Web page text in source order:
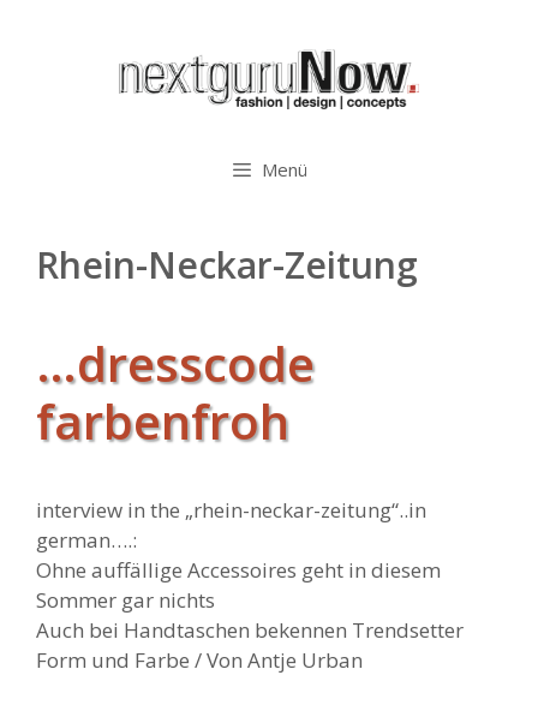
Menü
Rhein-Neckar-Zeitung
…dresscode
farbenfroh
interview in the „rhein-neckar-zeitung“..in
german….:
Ohne auffällige Accessoires geht in diesem
Sommer gar nichts
Auch bei Handtaschen bekennen Trendsetter
Form und Farbe / Von Antje Urban